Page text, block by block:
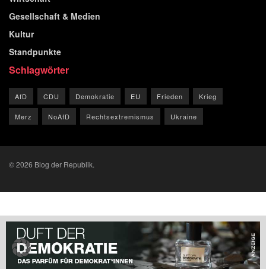
Gesellschaft & Medien
Kultur
Standpunkte
Schlagwörter
AfD CDU Demokratie EU Frieden Krieg
Merz NoAfD Rechtsextremismus Ukraine
© 2026 Blog der Republik.